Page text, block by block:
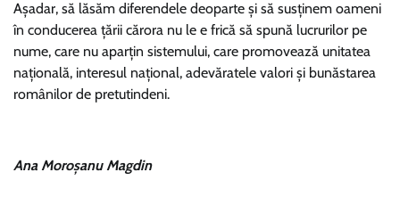
Aşadar, să lăsăm diferendele deoparte şi să susţinem oameni
în conducerea ţării cărora nu le e frică să spună lucrurilor pe
nume, care nu aparţin sistemului, care promovează unitatea
naţională, interesul naţional, adevăratele valori şi bunăstarea
românilor de pretutindeni.
Ana Moroșanu Magdin